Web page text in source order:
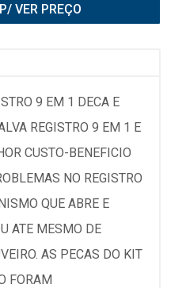
VER PREÇO
9 EM 1 DECA E
REGISTRO 9 EM 1 E
CUSTO-BENEFICIO
NO REGISTRO
QUE ABRE E
ATE MESMO DE
AS PECAS DO KIT
FORAM